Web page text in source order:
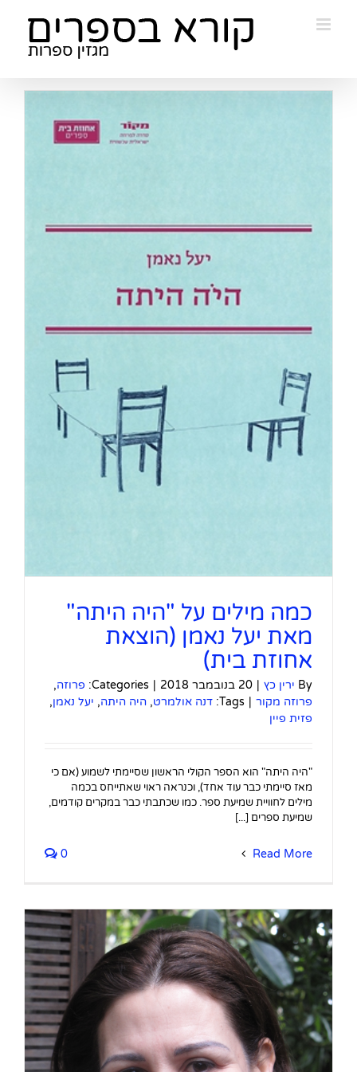
כמה מילים על "היה היתה"
מאת יעל נאמן (הוצאת
אחוזת בית)
By ירין כץ | 20 בנובמבר 2018 |
Categories: פרוזה,
פרוזה מקור |
Tags: דנה אולמרט, היה היתה, יעל נאמן,
פזית פיין
"היה היתה" הוא הספר הקולי הראשון שסיימתי לשמוע (אם כי
מאז סיימתי כבר עוד אחד), וכנראה ראוי שאתייחס בכמה
מילים לחוויית שמיעת ספר. כמו שכתבתי כבר במקרים קודמים,
שמיעת ספרים [...]
Read More
0